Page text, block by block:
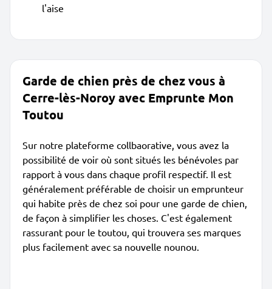
l'aise
Garde de chien près de chez vous à
Cerre-lès-Noroy avec Emprunte Mon
Toutou
Sur notre plateforme collbaorative, vous avez la
possibilité de voir où sont situés les bénévoles par
rapport à vous dans chaque profil respectif. Il est
généralement préférable de choisir un emprunteur
qui habite près de chez soi pour une garde de chien,
de façon à simplifier les choses. C'est également
rassurant pour le toutou, qui trouvera ses marques
plus facilement avec sa nouvelle nounou.